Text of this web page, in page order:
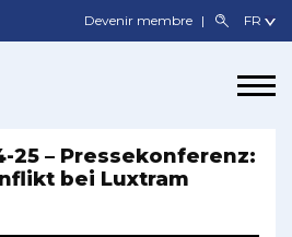
Devenir membre
25 – Pressekonferenz:
bei Luxtram